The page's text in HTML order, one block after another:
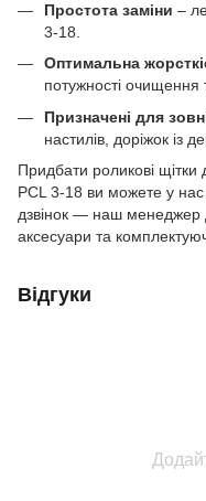
Простота заміни –
3-18.
Оптимальна
потужності очищення
Призначені для
настилів, доріжок із
Придбати роликові
PCL 3-18 ви можете у нас
дзвінок — наш менеджер
аксесуари та
Відгуки